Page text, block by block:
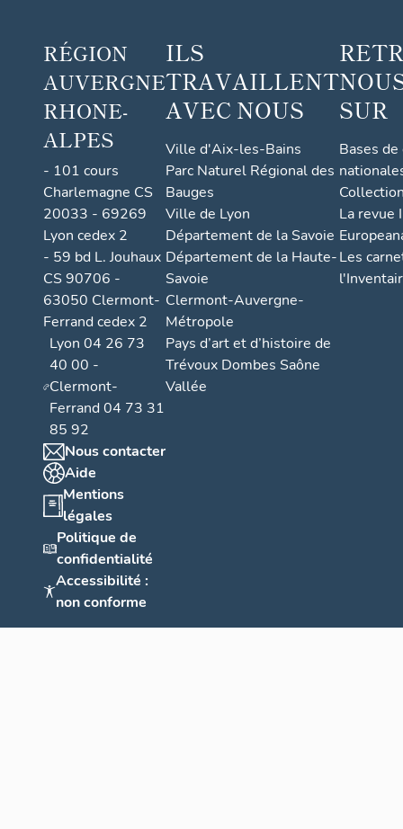
RÉGION
AUVERGNE
RHONE-
ALPES
- 101 cours
Charlemagne CS
20033 - 69269
Lyon cedex 2
- 59 bd L. Jouhaux
CS 90706 -
63050 Clermont-
Ferrand cedex 2
Lyon 04 26 73
40 00 -
Clermont-
Ferrand 04 73 31
85 92
Nous contacter
Aide
Mentions
légales
Politique de
confidentialité
Accessibilité :
non conforme
ILS
TRAVAILLENT
AVEC NOUS
Ville d'Aix-les-Bains
Parc Naturel Régional des
Bauges
Ville de Lyon
Département de la Savoie
Département de la Haute-
Savoie
Clermont-Auvergne-
Métropole
Pays d’art et d’histoire de
Trévoux Dombes Saône
Vallée
SUR
Bases
La revue
Les